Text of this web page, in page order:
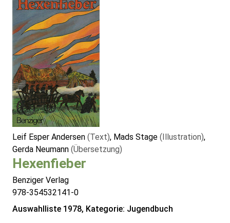
Leif Esper Andersen (Text), Mads Stage (Illustration),
Gerda Neumann (Übersetzung)
Hexenfieber
Benziger Verlag
978-354532141-0
Auswahlliste 1978, Kategorie: Jugendbuch